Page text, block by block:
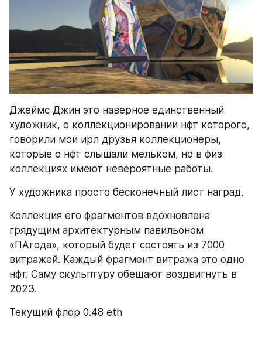
Джеймс Джин это наверное единственный
художник, о коллекционировании нфт которого,
говорили мои ирл друзья коллекционеры,
которые о нфт слышали мельком, но в физ
коллекциях имеют невероятные работы.
У художника просто бесконечный лист наград.
Коллекция его фрагментов вдохновлена ​​
грядущим архитектурным павильоном
«ПАгода», который будет состоять из 7000
витражей. Каждый фрагмент витража это одно
нфт. Саму скульптуру обещают воздвигнуть в
2023.
Текущий флор 0.48 eth